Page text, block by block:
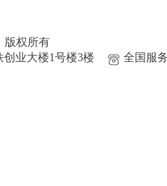
版权所有
业大楼1号楼3楼
全国服